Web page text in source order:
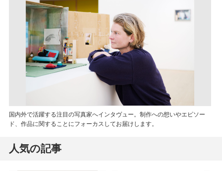
国内外で活躍する注目の写真家へインタヴュー。制作への想いやエピソー
ド、作品に関することにフォーカスしてお届けします。
人気の記事